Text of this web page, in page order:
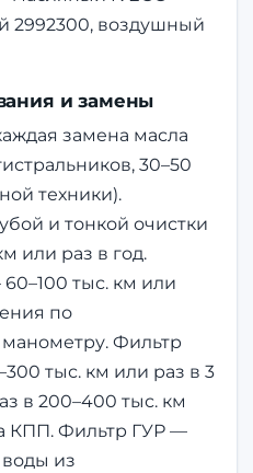
2992300, воздушный
и замены
замена масла
30–50
техники).
и тонкой очистки
или раз в год.
тыс. км или
по
Фильтр
тыс. км или раз в 3
в 200–400 тыс. км
КПП. Фильтр ГУР —
из